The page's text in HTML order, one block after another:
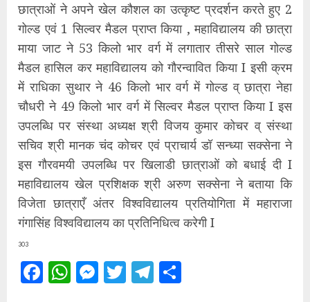
छात्राओं ने अपने खेल कौशल का उत्कृष्ट प्रदर्शन करते हुए 2
गोल्ड एवं 1 सिल्वर मैडल प्राप्त किया , महाविद्यालय की छात्रा
माया जाट ने 53 किलो भार वर्ग में लगातार तीसरे साल गोल्ड
मैडल हासिल कर महाविद्यालय को गौरन्वावित किया I इसी क्रम
में राधिका सुथार ने 46 किलो भार वर्ग में गोल्ड व् छात्रा नेहा
चौधरी ने 49 किलो भार वर्ग में सिल्वर मैडल प्राप्त किया I इस
उपलब्धि पर संस्था अध्यक्ष श्री विजय कुमार कोचर व् संस्था
सचिव श्री मानक चंद कोचर एवं प्राचार्य डॉ सन्ध्या सक्सेना ने
इस गौरवमयी उपलब्धि पर खिलाडी छात्राओं को बधाई दी I
महाविद्यालय खेल प्रशिक्षक श्री अरुण सक्सेना ने बताया कि
विजेता छात्राएँ अंतर विश्वविद्यालय प्रतियोगिता में महाराजा
गंगासिंह विश्वविद्यालय का प्रतिनिधित्व करेगी I
303
Facebook
WhatsApp
Messenger
TwitterTelegram